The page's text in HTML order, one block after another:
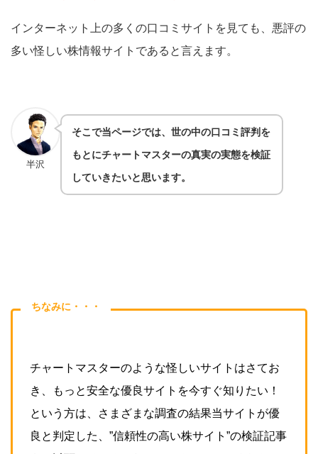
インターネット上の多くの口コミサイトを見ても、悪評の
多い怪しい株情報サイトであると言えます。
半沢
そこで当ページでは、世の中の口コミ評判を
もとにチャートマスターの真実の実態を検証
していきたいと思います。
ちなみに・・・
チャートマスターのような怪しいサイトはさてお
き、もっと安全な優良サイトを今すぐ知りたい！
という方は、さまざまな調査の結果当サイトが優
良と判定した、”信頼性の高い株サイト”の検証記事